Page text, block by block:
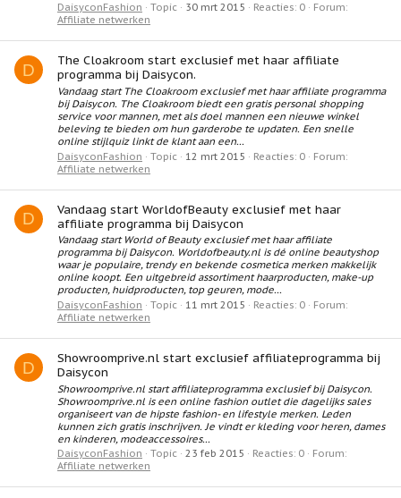
DaisyconFashion
Topic 30 mrt 2015 Reacties: 0
Forum:
Affiliate netwerken
D
The Cloakroom start exclusief met haar affiliate
programma bij Daisycon.
Vandaag start The Cloakroom exclusief met haar affiliate programma
bij Daisycon. The Cloakroom biedt een gratis personal shopping
service voor mannen, met als doel mannen een nieuwe winkel
beleving te bieden om hun garderobe te updaten. Een snelle
online stijlquiz linkt de klant aan een...
DaisyconFashion
Topic 12 mrt 2015 Reacties: 0
Forum:
Affiliate netwerken
D
Vandaag start WorldofBeauty exclusief met haar
affiliate programma bij Daisycon
Vandaag start World of Beauty exclusief met haar affiliate
programma bij Daisycon. Worldofbeauty.nl is dé online beautyshop
waar je populaire, trendy en bekende cosmetica merken makkelijk
online koopt. Een uitgebreid assortiment haarproducten, make-up
producten, huidproducten, top geuren, mode...
DaisyconFashion
Topic 11 mrt 2015 Reacties: 0
Forum:
Affiliate netwerken
D
Showroomprive.nl start exclusief affiliateprogramma bij
Daisycon
Showroomprive.nl start affiliateprogramma exclusief bij Daisycon.
Showroomprive.nl is een online fashion outlet die dagelijks sales
organiseert van de hipste fashion- en lifestyle merken. Leden
kunnen zich gratis inschrijven. Je vindt er kleding voor heren, dames
en kinderen, modeaccessoires...
DaisyconFashion
Topic 23 feb 2015 Reacties: 0
Forum:
Affiliate netwerken